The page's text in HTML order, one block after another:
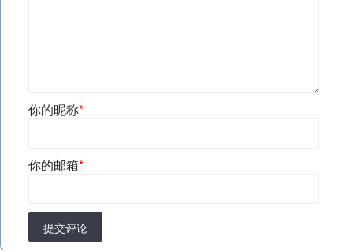
你的昵称*
你的邮箱*
提交评论